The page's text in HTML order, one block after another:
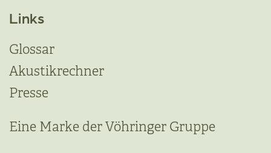
Links
Glossar
Akustikrechner
Presse
Eine Marke der Vöhringer Gruppe